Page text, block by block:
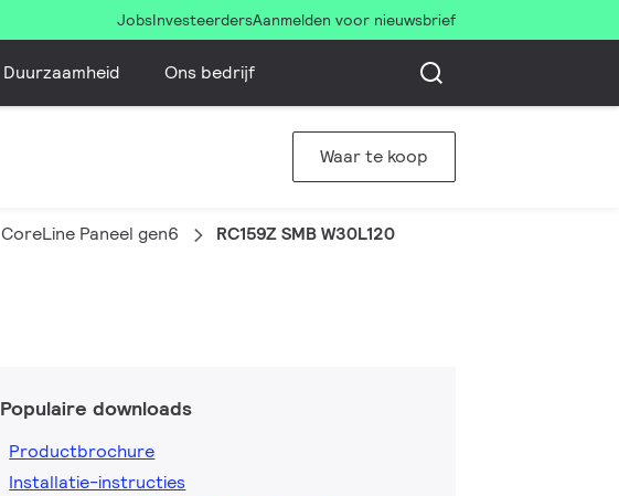
JobsInvesteerdersAanmelden voor nieuwsbrief
Duurzaamheid Ons bedrijf
Waar te koop
CoreLine Paneel gen6 RC159Z SMB W30L120
Populaire downloads
Productbrochure
Installatie-instructies